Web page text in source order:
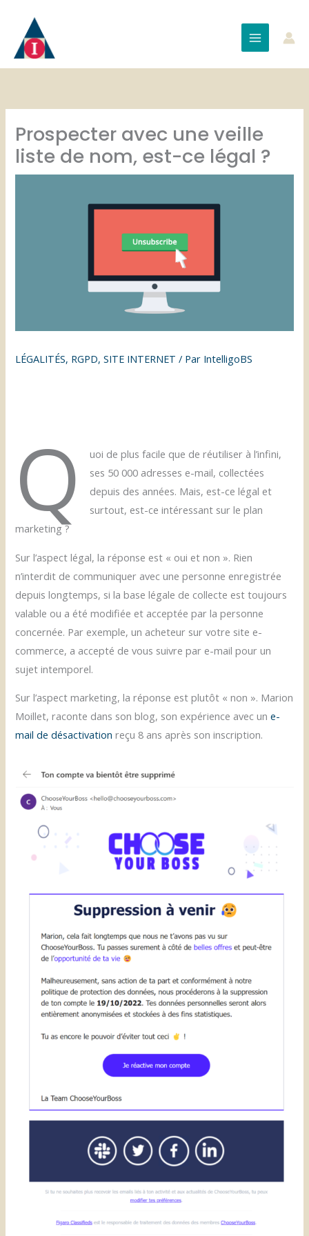
contenu
Prospecter avec une veille
liste de nom, est-ce légal ?
LÉGALITÉS, RGPD,SITE INTERNET / Par IntelligoBS
Q
uoi de plus facile que de réutiliser à l’infini,
ses 50 000 adresses e-mail, collectées
depuis des années. Mais, est-ce légal et
surtout, est-ce intéressant sur le plan
marketing ?
Sur l’aspect légal, la réponse est « oui et non ». Rien
n’interdit de communiquer avec une personne enregistrée
depuis longtemps, si la base légale de collecte est toujours
valable ou a été modifiée et acceptée par la personne
concernée. Par exemple, un acheteur sur votre site e-
commerce, a accepté de vous suivre par e-mail pour un
sujet intemporel.
Sur l’aspect marketing, la réponse est plutôt « non ». Marion
Moillet, raconte dans son blog, son expérience avec une-
mail de désactivation reçu 8 ans après son inscription.